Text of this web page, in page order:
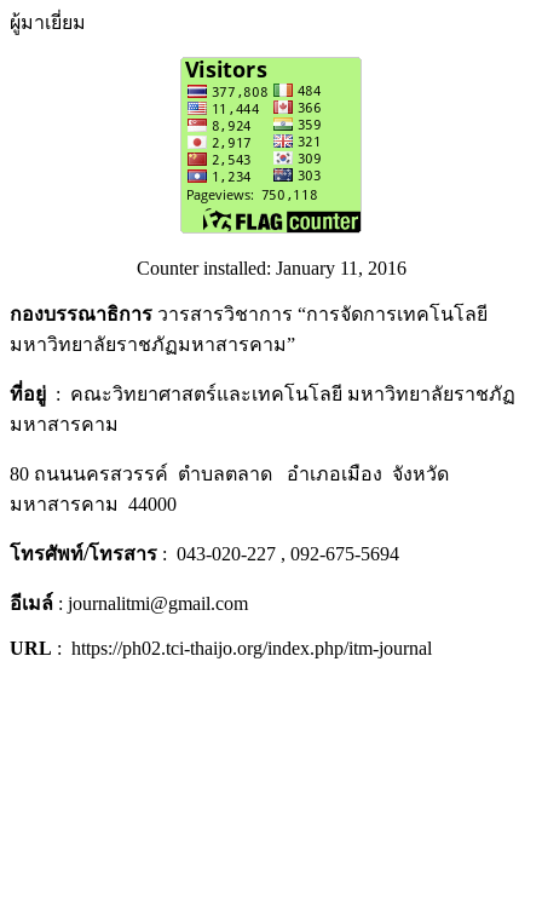
ผู้มาเยี่ยม
Counter installed: January 11, 2016
กองบรรณาธิการ วารสารวิชาการ “การจัดการเทคโนโลยี
มหาวิทยาลัยราชภัฏมหาสารคาม”
ที่อยู่ : คณะวิทยาศาสตร์และเทคโนโลยี มหาวิทยาลัยราชภัฏ
มหาสารคาม
80 ถนนนครสวรรค์ ตำบลตลาด อำเภอเมือง จังหวัด
มหาสารคาม 44000
โทรศัพท์/โทรสาร : 043-020-227 , 092-675-5694
อีเมล์ : journalitmi@gmail.com
URL : https://ph02.tci-thaijo.org/index.php/itm-journal